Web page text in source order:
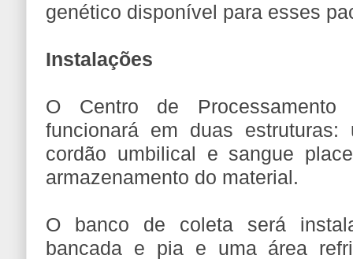
genético disponível para esses
Instalações
O Centro de
funcionará em duas
cordão umbilical e sangue
armazenamento do material.
O banco de coleta será
bancada e pia e uma área